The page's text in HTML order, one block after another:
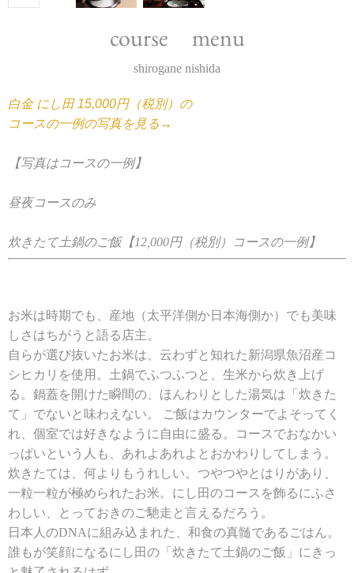
course menu
shirogane nishida
白金 にし田 15,000円（税別）の
コースの一例の写真を見る→
【写真はコースの一例】
昼夜コースのみ
炊きたて土鍋のご飯【12,000円（税別）コースの一例】
お米は時期でも、産地（太平洋側か日本海側か）でも美味
しさはちがうと語る店主。
自らが選び抜いたお米は、云わずと知れた新潟県魚沼産コ
シヒカリを使用。土鍋でふつふつと、生米から炊き上げ
る。鍋蓋を開けた瞬間の、ほんわりとした湯気は「炊きた
て」でないと味わえない。
ご飯はカウンターでよそってく
れ、個室では好きなように自由に盛る。コースでおなかい
っぱいという人も、あれよあれよとおかわりしてしまう。
炊きたては、何よりもうれしい。つやつやとはりがあり、
一粒一粒が極められたお米。にし田のコースを飾るにふさ
わしい、とっておきのご馳走と言えるだろう。
日本人のDNAに組み込まれた、和食の真髄であるごはん。
誰もが笑顔になるにし田の「炊きたて土鍋のご飯」にきっ